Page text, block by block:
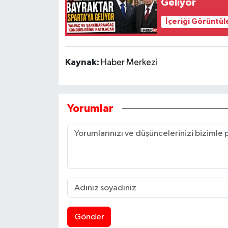
Geliyor
İçeriği
Kaynak: Haber Merkezi
Yorumlar
Gönder